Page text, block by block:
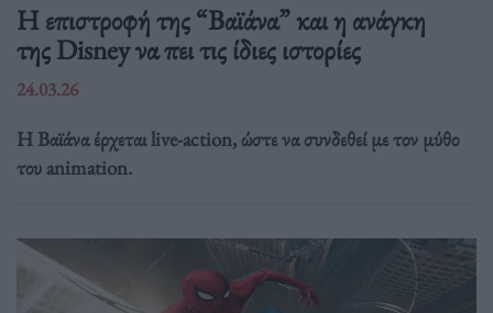
Η επιστροφή της “Βαϊάνα” και η ανάγκη
της Disney να πει τις ίδιες ιστορίες
24.03.26
Η Βαϊάνα έρχεται live-action, ώστε να συνδεθεί με τον μύθο
του animation.